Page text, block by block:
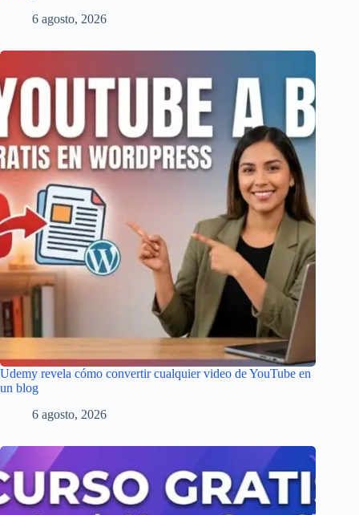
6 agosto, 2026
Udemy revela cómo convertir cualquier video de YouTube en
un blog
6 agosto, 2026